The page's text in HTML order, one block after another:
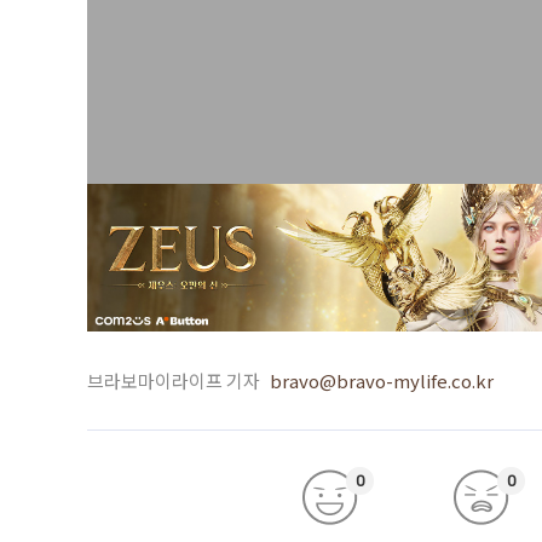
브라보마이라이프 기자 bravo@bravo-mylife.co.kr
0 0